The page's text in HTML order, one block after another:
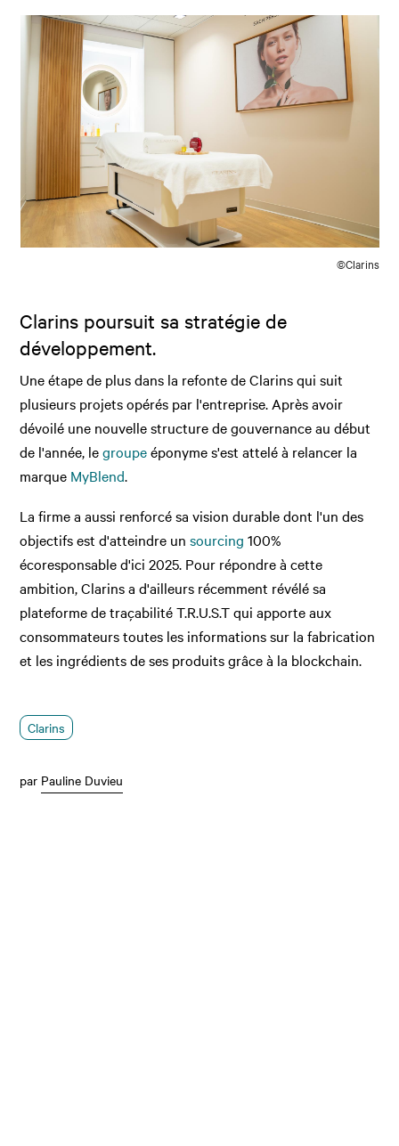
©Clarins
Clarins poursuit sa stratégie de
développement.
Une étape de plus dans la refonte de Clarins qui suit
plusieurs projets opérés par l'entreprise. Après avoir
dévoilé une nouvelle structure de gouvernance au début
de l'année, legroupeéponyme s'est attelé à relancer la
marque MyBlend.
La firme a aussi renforcé sa vision durable dont l'un des
objectifs est d'atteindre unsourcing 100%
écoresponsable d'ici 2025. Pour répondre à cette
ambition, Clarins a d'ailleurs récemment révélé sa
plateforme de traçabilité T.R.U.S.T qui apporte aux
consommateurs toutes les informations sur la fabrication
et les ingrédients de ses produits grâce à la blockchain.
Clarins
par Pauline Duvieu